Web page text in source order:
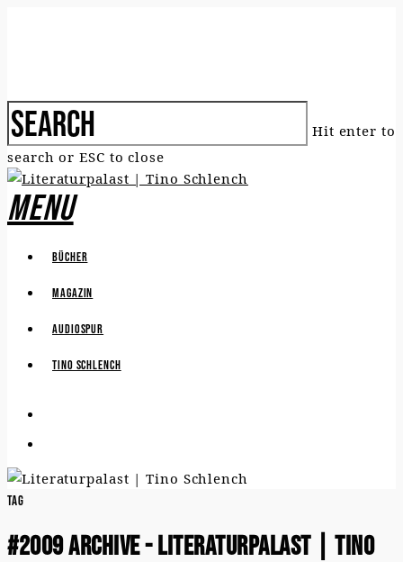
Hit enter to
search or ESC to close
Menu
Bücher
Magazin
Audiospur
Tino Schlench
Tag
#2009 Archive - Literaturpalast | Tino